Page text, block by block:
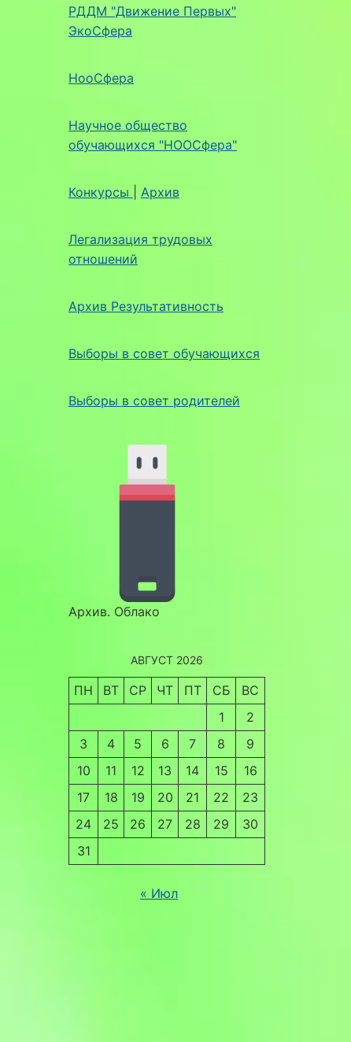
РДДМ "Движение Первых"
ЭкоСфера
НооСфера
Научное общество
обучающихся "НООСфера"
Конкурсы Архив
Легализация трудовых
отношений
Архив Результативность
Выборы в совет обучающихся
Выборы в совет родителей
Архив. Облако
АВГУСТ 2026
ПН ВТ СР ЧТ ПТ СБ
ВС
1
2
3
4 5 6 7 8
9
10
11 12 13 14 15
16
17
18 19 20 21 22
23
24
25 26 27 28 29
30
31
« Июл